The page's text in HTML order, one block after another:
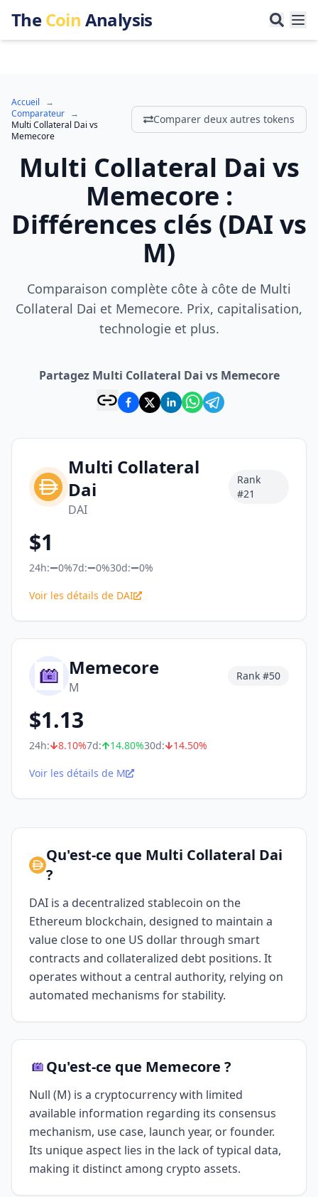
TheCoin Analysis
Accueil
→
Comparateur →
Multi Collateral Dai vs
Memecore
Comparer deux autres tokens
Multi Collateral Dai vs
Memecore :
Différences clés (DAI vs
M)
Comparaison complète côte à côte de Multi
Collateral Dai et Memecore. Prix, capitalisation,
technologie et plus.
Partagez Multi Collateral Dai vs Memecore
Multi Collateral
Dai
DAI
Rank
#21
$1
24h: 0%7d: 0%30d: 0%
Voir les détails de DAI
Memecore
M
Rank #50
$1.13
24h: 8.10%7d: 14.80%30d: 14.50%
Voir les détails de M
Qu'est-ce que Multi Collateral Dai
?
DAI is a decentralized stablecoin on the
Ethereum blockchain, designed to maintain a
value close to one US dollar through smart
contracts and collateralized debt positions. It
operates without a central authority, relying on
automated mechanisms for stability.
Qu'est-ce que Memecore ?
Null (M) is a cryptocurrency with limited
available information regarding its consensus
mechanism, use case, launch year, or founder.
Its unique aspect lies in the lack of typical data,
making it distinct among crypto assets.